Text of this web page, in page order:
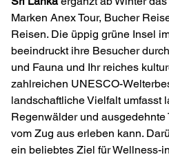
Marken Anex Tour, Bucher
Reisen. Die üppig grüne Insel
beeindruckt ihre Besucher
und Fauna und Ihr reiches
zahlreichen UNESCO-
landschaftliche Vielfalt umfasst
Regenwälder und ausgedehnte
vom Zug aus erleben kann.
ein beliebtes Ziel für Wellness-